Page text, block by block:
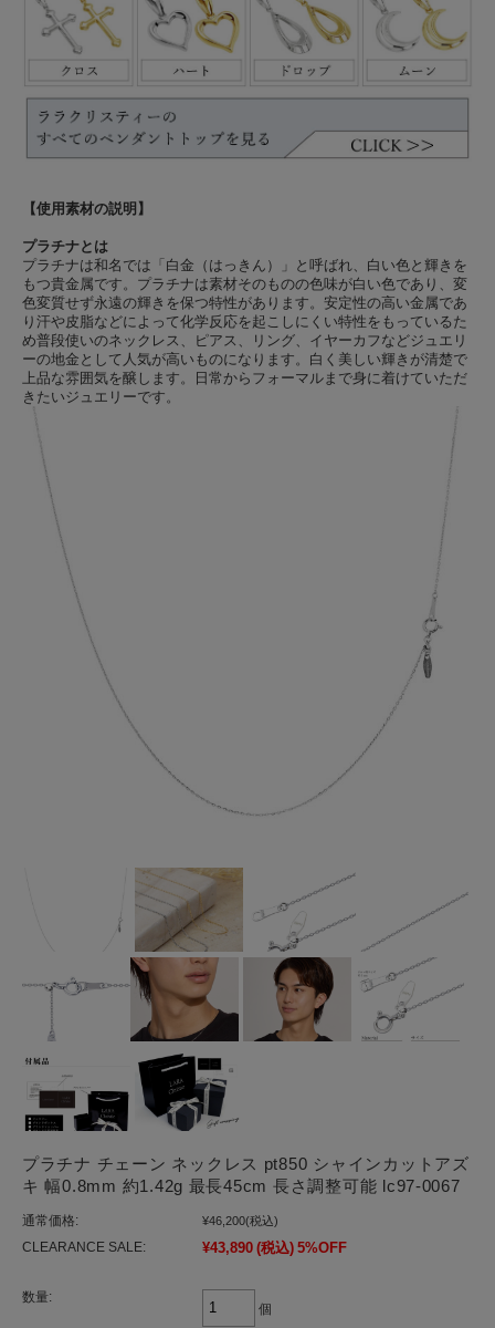
【使用素材の説明】
プラチナとは
プラチナは和名では「白金（はっきん）」と呼ばれ、白い色と輝きを
もつ貴金属です。プラチナは素材そのものの色味が白い色であり、変
色変質せず永遠の輝きを保つ特性があります。安定性の高い金属であ
り汗や皮脂などによって化学反応を起こしにくい特性をもっているた
め普段使いのネックレス、ピアス、リング、イヤーカフなどジュエリ
ーの地金として人気が高いものになります。白く美しい輝きが清楚で
上品な雰囲気を醸します。日常からフォーマルまで身に着けていただ
きたいジュエリーです。
プラチナ チェーン ネックレス pt850 シャインカットアズ
キ 幅0.8mm 約1.42g 最長45cm 長さ調整可能 lc97-0067
通常価格: ¥46,200(税込)
CLEARANCE SALE: ¥43,890 (税込) 5%OFF
数量:
個